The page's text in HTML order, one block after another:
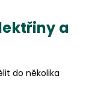
a
do několika